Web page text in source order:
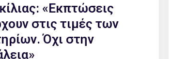
«Εκπτώσεις
στις τιμές των
Όχι στην